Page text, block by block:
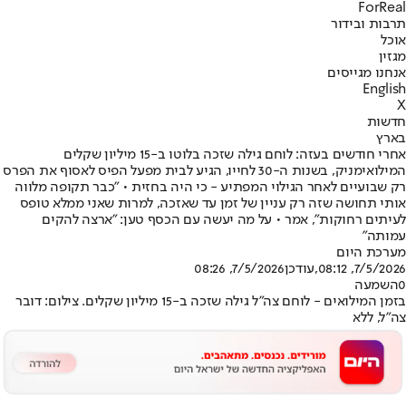
ForReal
תרבות ובידור
אוכל
מגזין
אנחנו מגייסים
English
X
חדשות
בארץ
אחרי חודשים בעזה: לוחם גילה שזכה בלוטו ב-15 מיליון שקלים
המילואימניק, בשנות ה-30 לחייו, הגיע לבית מפעל הפיס לאסוף את הפרס
רק שבועיים לאחר הגילוי המפתיע - כי היה בחזית • "כבר תקופה מלווה
אותי תחושה שזה רק עניין של זמן עד שאזכה, למרות שאני ממלא טופס
לעיתים רחוקות", אמר • על מה יעשה עם הכסף טען: "ארצה להקים
עמותה"
מערכת היום
7/5/2026, 08:12
,עודכן7/5/2026, 08:26
0השמעה
בזמן המילואים - לוחם צה"ל גילה שזכה ב-15 מיליון שקלים. צילום: דובר
צה"ל, ללא